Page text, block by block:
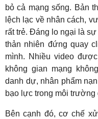
bỏ cả mạng sống. Bản
lệch lạc về nhân cách,
rất trẻ. Đáng lo ngại là
thản nhiên đứng quay
mình. Nhiều video
không gian mạng
danh dự, nhân phẩm
bạo lực trong môi trường
Bên cạnh đó, cơ chế